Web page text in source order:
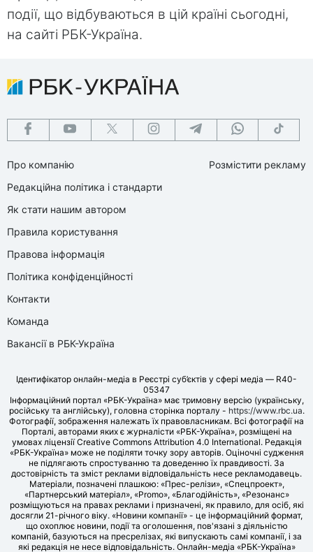
події, що відбуваються в цій країні сьогодні,
на сайті РБК-Україна.
Про компанію
Редакційна політика і стандарти
Як стати нашим автором
Правила користування
Правова інформація
Політика конфіденційності
Контакти
Команда
Вакансії в РБК-Україна
Розмістити рекламу
Ідентифікатор онлайн-медіа в Реєстрі суб’єктів у сфері медіа — R40-
05347
Інформаційний портал «РБК-Україна» має тримовну версію (українську,
російську та англійську), головна сторінка порталу - https://www.rbc.ua.
Фотографії, зображення належать їх правовласникам. Всі фотографії на
Порталі, авторами яких є журналісти «РБК-Україна», розміщені на
умовах ліцензії Creative Commons Attribution 4.0 International. Редакція
«РБК-Україна» може не поділяти точку зору авторів. Оціночні судження
не підлягають спростуванню та доведенню їх правдивості. За
достовірність та зміст реклами відповідальність несе рекламодавець.
Матеріали, позначені плашкою: «Прес-релізи», «Спецпроект»,
«Партнерський матеріал», «Promo», «Благодійність», «Резонанс»
розміщуються на правах реклами і призначені, як правило, для осіб, які
досягли 21-річного віку. «Новини компанії» - це інформаційний формат,
що охоплює новини, події та оголошення, пов'язані з діяльністю
компаній, базуються на пресрелізах, які випускають самі компанії, і за
які редакція не несе відповідальність. Онлайн-медіа «РБК-Україна»